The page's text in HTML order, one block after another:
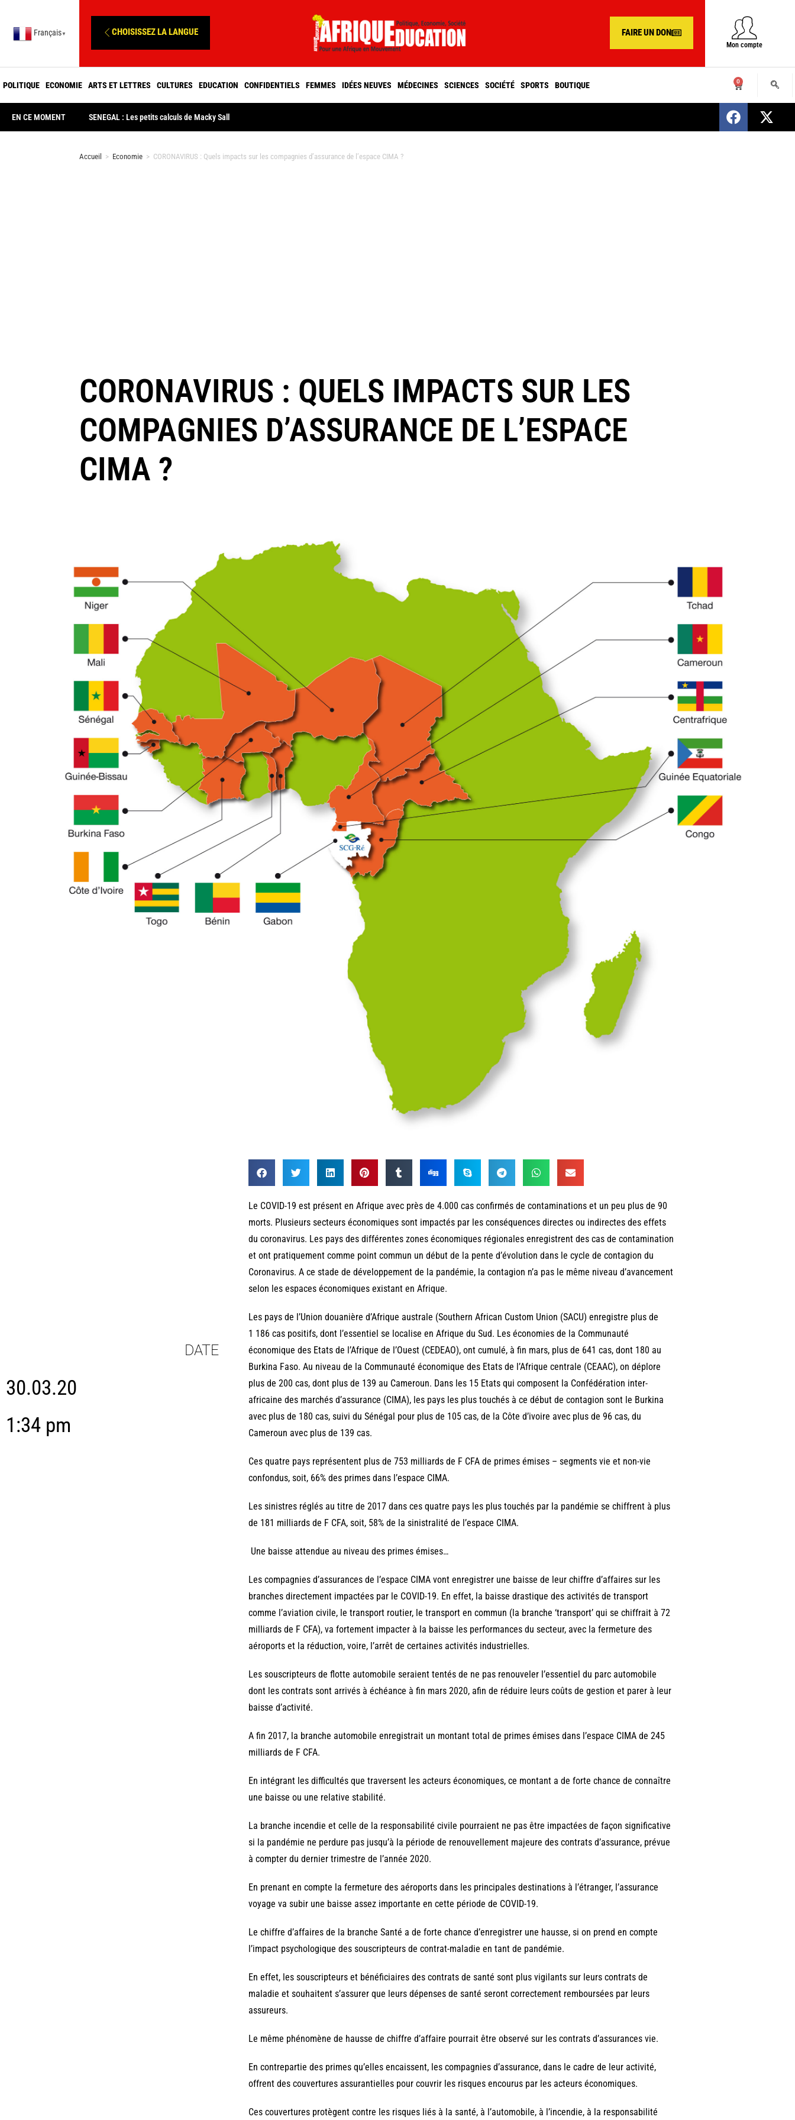
Français ▼ CHOISISSEZ LA LANGUE FAIRE UN DON
Mon compte
POLITIQUE ECONOMIE ARTS ET LETTRES CULTURES EDUCATION CONFIDENTIELS FEMMES IDÉES NEUVES MÉDECINES SCIENCES SOCIÉTÉ SPORTS BOUTIQUE 0
EN CE MOMENT SENEGAL : Les petits calculs de Macky Sall SENEGAL : Nomination d’un nouveau
Accueil > Economie > CORONAVIRUS : Quels impacts sur les compagnies d’assurance de l’espace CIMA ?
CORONAVIRUS : QUELS IMPACTS SUR LES
COMPAGNIES D’ASSURANCE DE L’ESPACE
CIMA ?
DATE
30.03.20
1:34 pm
Le COVID-19 est présent en Afrique avec près de 4.000 cas confirmés de contaminations et un peu plus de 90
morts. Plusieurs secteurs économiques sont impactés par les conséquences directes ou indirectes des effets
du coronavirus. Les pays des différentes zones économiques régionales enregistrent des cas de contamination
et ont pratiquement comme point commun un début de la pente d’évolution dans le cycle de contagion du
Coronavirus. A ce stade de développement de la pandémie, la contagion n’a pas le même niveau d’avancement
selon les espaces économiques existant en Afrique.
Les pays de l’Union douanière d’Afrique australe (Southern African Custom Union (SACU) enregistre plus de
1 186 cas positifs, dont l’essentiel se localise en Afrique du Sud. Les économies de la Communauté
économique des Etats de l’Afrique de l’Ouest (CEDEAO), ont cumulé, à fin mars, plus de 641 cas, dont 180 au
Burkina Faso. Au niveau de la Communauté économique des Etats de l’Afrique centrale (CEAAC), on déplore
plus de 200 cas, dont plus de 139 au Cameroun. Dans les 15 Etats qui composent la Confédération inter-
africaine des marchés d’assurance (CIMA), les pays les plus touchés à ce début de contagion sont le Burkina
avec plus de 180 cas, suivi du Sénégal pour plus de 105 cas, de la Côte d’ivoire avec plus de 96 cas, du
Cameroun avec plus de 139 cas.
Ces quatre pays représentent plus de 753 milliards de F CFA de primes émises – segments vie et non-vie
confondus, soit, 66% des primes dans l’espace CIMA.
Les sinistres réglés au titre de 2017 dans ces quatre pays les plus touchés par la pandémie se chiffrent à plus
de 181 milliards de F CFA, soit, 58% de la sinistralité de l’espace CIMA.
Une baisse attendue au niveau des primes émises…
Les compagnies d’assurances de l’espace CIMA vont enregistrer une baisse de leur chiffre d’affaires sur les
branches directement impactées par le COVID-19. En effet, la baisse drastique des activités de transport
comme l’aviation civile, le transport routier, le transport en commun (la branche ‘transport’ qui se chiffrait à 72
milliards de F CFA), va fortement impacter à la baisse les performances du secteur, avec la fermeture des
aéroports et la réduction, voire, l’arrêt de certaines activités industrielles.
Les souscripteurs de flotte automobile seraient tentés de ne pas renouveler l’essentiel du parc automobile
dont les contrats sont arrivés à échéance à fin mars 2020, afin de réduire leurs coûts de gestion et parer à leur
baisse d’activité.
A fin 2017, la branche automobile enregistrait un montant total de primes émises dans l’espace CIMA de 245
milliards de F CFA.
En intégrant les difficultés que traversent les acteurs économiques, ce montant a de forte chance de connaître
une baisse ou une relative stabilité.
La branche incendie et celle de la responsabilité civile pourraient ne pas être impactées de façon significative
si la pandémie ne perdure pas jusqu’à la période de renouvellement majeure des contrats d’assurance, prévue
à compter du dernier trimestre de l’année 2020.
En prenant en compte la fermeture des aéroports dans les principales destinations à l’étranger, l’assurance
voyage va subir une baisse assez importante en cette période de COVID-19.
Le chiffre d’affaires de la branche Santé a de forte chance d’enregistrer une hausse, si on prend en compte
l’impact psychologique des souscripteurs de contrat-maladie en tant de pandémie.
En effet, les souscripteurs et bénéficiaires des contrats de santé sont plus vigilants sur leurs contrats de
maladie et souhaitent s’assurer que leurs dépenses de santé seront correctement remboursées par leurs
assureurs.
Le même phénomène de hausse de chiffre d’affaire pourrait être observé sur les contrats d’assurances vie.
En contrepartie des primes qu’elles encaissent, les compagnies d’assurance, dans le cadre de leur activité,
offrent des couvertures assurantielles pour couvrir les risques encourus par les acteurs économiques.
Ces couvertures protègent contre les risques liés à la santé, à l’automobile, à l’incendie, à la responsabilité